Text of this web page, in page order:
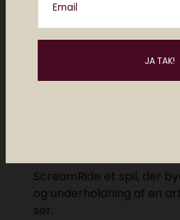
Email
der er i butikkerne nu om
ScreamRide et spil, der
og underholdning af en
ser.